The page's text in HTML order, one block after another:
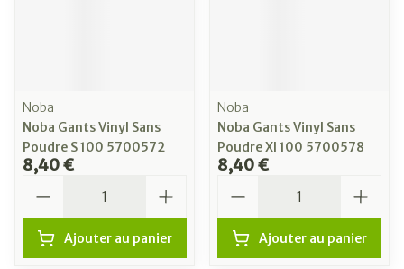
Noba
Noba Gants Vinyl Sans
Poudre S 100 5700572
8,40 €
Ajouter au panier
Noba
Noba Gants Vinyl Sans
Poudre Xl 100 5700578
8,40 €
Ajouter au panier